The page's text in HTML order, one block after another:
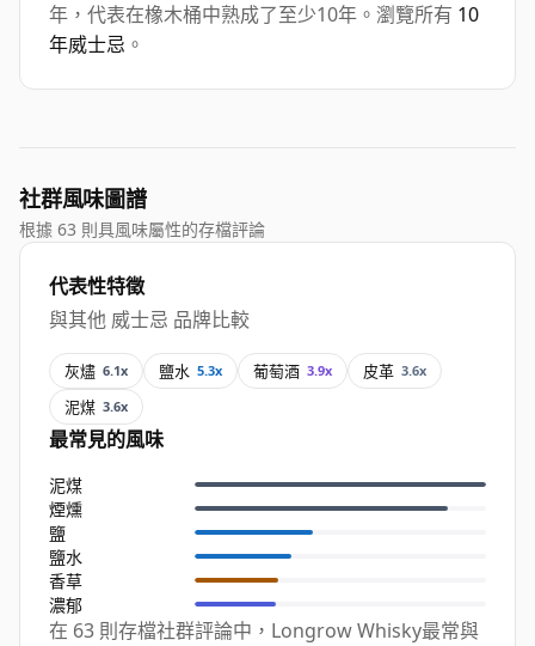
年，代表在橡木桶中熟成了至少10年。瀏覽所有 10
年威士忌 。
社群風味圖譜
根據 63 則具風味屬性的存檔評論
代表性特徵
與其他 威士忌 品牌比較
灰燼 6.1x 鹽水 5.3x 葡萄酒 3.9x 皮革 3.6x
泥煤 3.6x
最常見的風味
泥煤
煙燻
鹽
鹽水
香草
濃郁
在 63 則存檔社群評論中，Longrow Whisky最常與